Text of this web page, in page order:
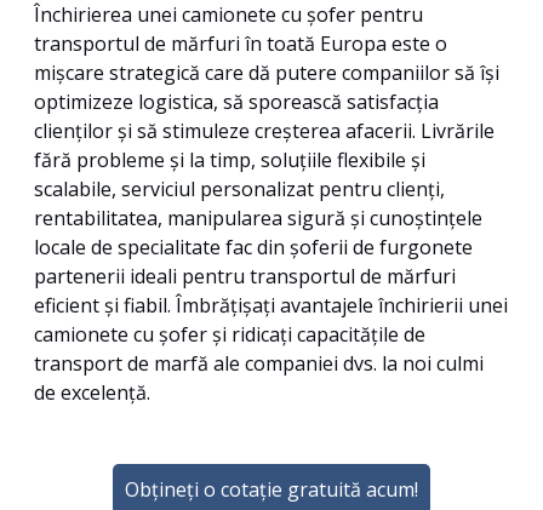
Închirierea unei camionete cu șofer pentru
transportul de mărfuri în toată Europa este o
mișcare strategică care dă putere companiilor să își
optimizeze logistica, să sporească satisfacția
clienților și să stimuleze creșterea afacerii. Livrările
fără probleme și la timp, soluțiile flexibile și
scalabile, serviciul personalizat pentru clienți,
rentabilitatea, manipularea sigură și cunoștințele
locale de specialitate fac din șoferii de furgonete
partenerii ideali pentru transportul de mărfuri
eficient și fiabil. Îmbrățișați avantajele închirierii unei
camionete cu șofer și ridicați capacitățile de
transport de marfă ale companiei dvs. la noi culmi
de excelență.
Obțineți o cotație gratuită acum!